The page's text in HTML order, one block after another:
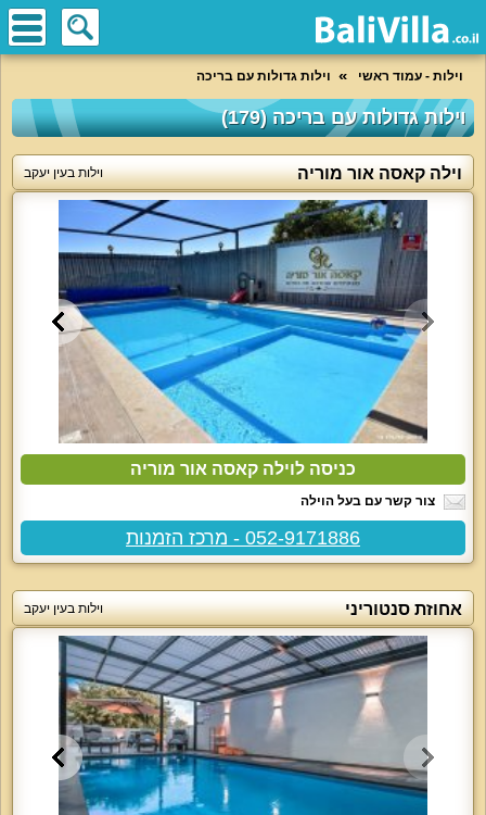
וילות - עמוד ראשי וילות גדולות עם בריכה
וילות גדולות עם בריכה (179)
וילה קאסה אור מוריה וילות בעין יעקב
כניסה לוילה קאסה אור מוריה
צור קשר עם בעל הוילה
052-9171886 - מרכז הזמנות
אחוזת סנטוריני וילות בעין יעקב